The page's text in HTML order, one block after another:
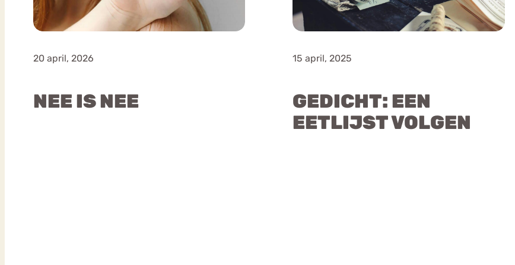
20 april, 2026
NEE IS NEE
15 april, 2025
GEDICHT: EEN
EETLIJST VOLGEN